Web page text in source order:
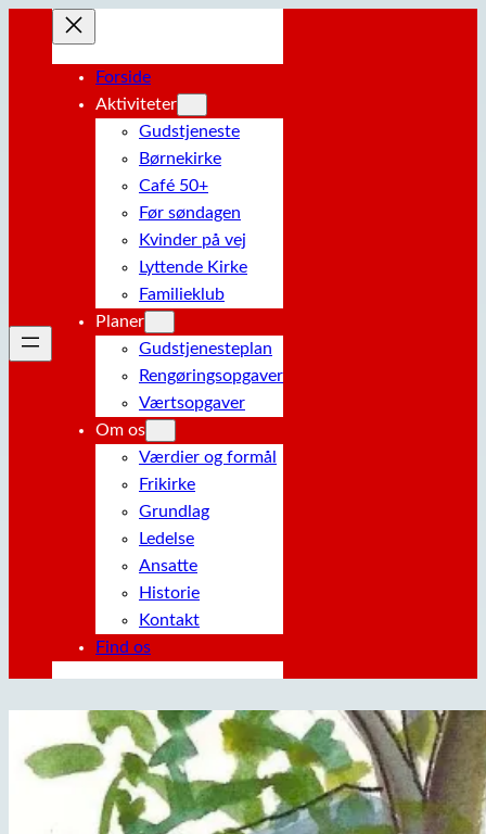
Forside
Aktiviteter
Gudstjeneste
Børnekirke
Café 50+
Før søndagen
Kvinder på vej
Lyttende Kirke
Familieklub
Planer
Gudstjenesteplan
Rengøringsopgaver
Værtsopgaver
Om os
Værdier og formål
Frikirke
Grundlag
Ledelse
Ansatte
Historie
Kontakt
Find os